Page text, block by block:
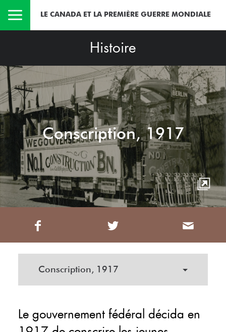
LE CANADA ET LA PREMIÈRE GUERRE MONDIALE
Histoire
Conscription, 1917
Conscription, 1917
Le gouvernement fédéral décida en